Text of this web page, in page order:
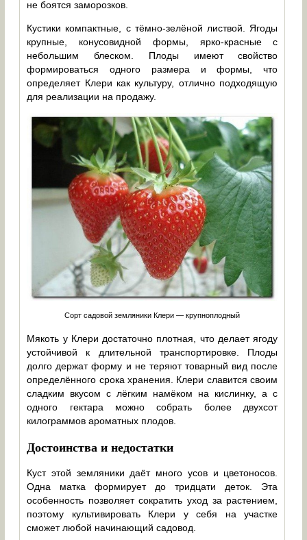
не боятся заморозков.
Кустики компактные, с тёмно-зелёной листвой. Ягоды
крупные, конусовидной формы, ярко-красные с
небольшим блеском. Плоды имеют свойство
формироваться одного размера и формы, что
определяет Клери как культуру, отлично подходящую
для реализации на продажу.
Сорт садовой земляники Клери — крупноплодный
Мякоть у Клери достаточно плотная, что делает ягоду
устойчивой к длительной транспортировке. Плоды
долго держат форму и не теряют товарный вид после
определённого срока хранения. Клери славится своим
сладким вкусом с лёгким намёком на кислинку, а с
одного гектара можно собрать более двухсот
килограммов ароматных плодов.
Достоинства и недостатки
Куст этой земляники даёт много усов и цветоносов.
Одна матка формирует до тридцати деток. Эта
особенность позволяет сократить уход за растением,
поэтому культивировать Клери у себя на участке
сможет любой начинающий садовод.